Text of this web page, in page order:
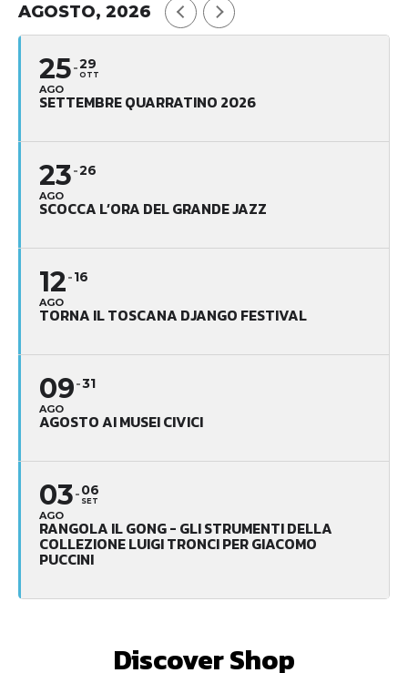
AGOSTO, 2026
25
AGO
29
OTT
SETTEMBRE QUARRATINO 2026
23
AGO
26
SCOCCA L’ORA DEL GRANDE JAZZ
12
AGO
16
TORNA IL TOSCANA DJANGO FESTIVAL
09
AGO
31
AGOSTO AI MUSEI CIVICI
03
AGO
06
SET
RANGOLA IL GONG - GLI STRUMENTI DELLA
COLLEZIONE LUIGI TRONCI PER GIACOMO
PUCCINI
Discover Shop